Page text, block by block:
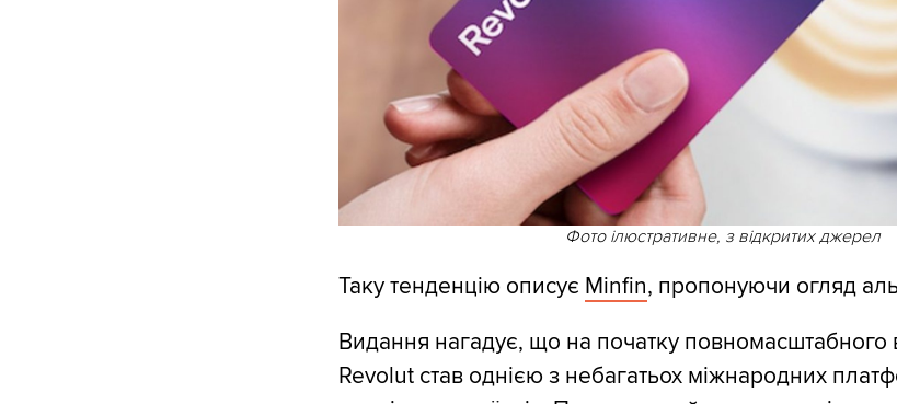
Фото ілюстративне, з відкритих джерел
Таку тенденцію описує Minfin, пропонуючи огляд
Видання нагадує, що на початку повномасштабного
Revolut став однією з небагатьох міжнародних